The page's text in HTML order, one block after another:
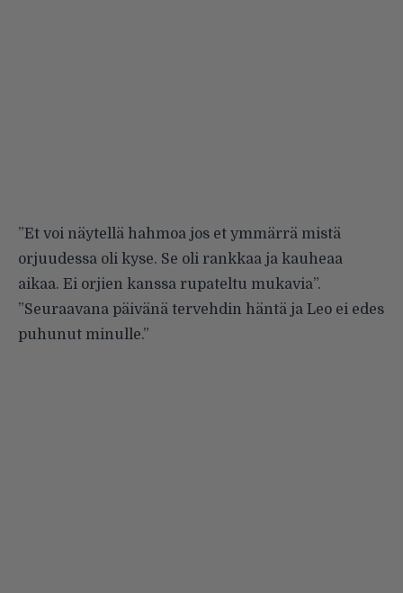
”Et voi näytellä hahmoa jos et ymmärrä mistä
orjuudessa oli kyse. Se oli rankkaa ja kauheaa
aikaa. Ei orjien kanssa rupateltu mukavia”.
”Seuraavana päivänä tervehdin häntä ja Leo ei edes
puhunut minulle.”